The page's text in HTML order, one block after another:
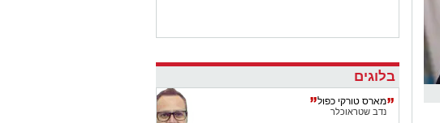
בלוגים
מארס טורקי כפול
נדב שטראוכלר